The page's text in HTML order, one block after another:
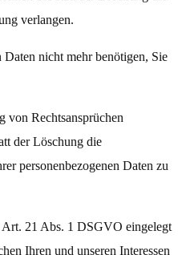
verlangen.
nicht mehr benötigen, Sie
von Rechtsansprüchen
der Löschung die
personenbezogenen Daten zu
Art. 21 Abs. 1 DSGVO eingelegt
Ihren und unseren Interessen